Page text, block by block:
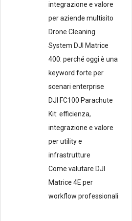
integrazione e valore
per aziende multisito
Drone Cleaning
System DJI Matrice
400: perché oggi è una
keyword forte per
scenari enterprise
DJI FC100 Parachute
Kit: efficienza,
integrazione e valore
per utility e
infrastrutture
Come valutare DJI
Matrice 4E per
workflow professionali